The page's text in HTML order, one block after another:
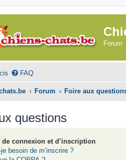
Forum
FAQ
Forum Foire aux
questions
de connexion et d’inscription
besoin de m’inscrire ?